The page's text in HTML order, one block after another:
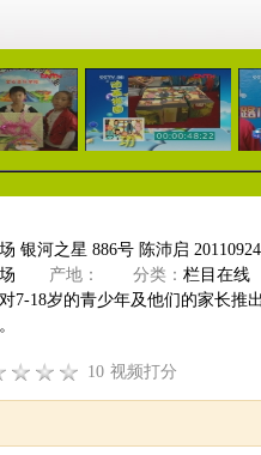
04:37 06:26
银河之星 886号 陈沛启 20110924
产地： 分类： 栏目在线
7-18岁的青少年及他们的家长推
10 视频打分